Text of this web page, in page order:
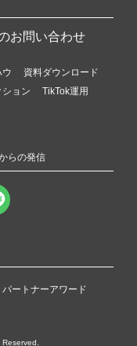
お問い合わせ
ウ
資料ダウンロード
ョン
TikTok運用
らの発信
パートナーアワード